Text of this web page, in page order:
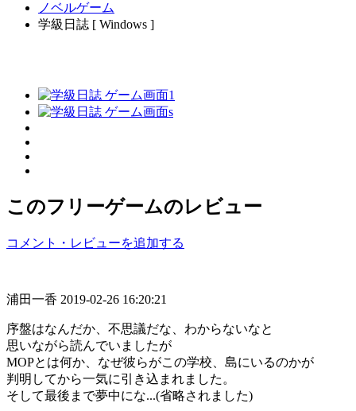
ノベルゲーム
学級日誌 [ Windows ]
このフリーゲームのレビュー
コメント・レビューを追加する
浦田一香 2019-02-26 16:20:21
序盤はなんだか、不思議だな、わからないなと
思いながら読んでいましたが
MOPとは何か、なぜ彼らがこの学校、島にいるのかが
判明してから一気に引き込まれました。
そして最後まで夢中にな...(省略されました)